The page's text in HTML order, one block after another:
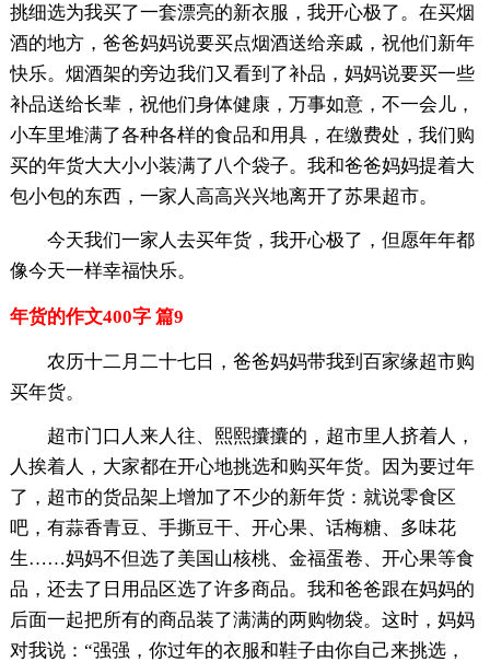
挑细选为我买了一套漂亮的新衣服，我开心极了。在买烟
酒的地方，爸爸妈妈说要买点烟酒送给亲戚，祝他们新年
快乐。烟酒架的旁边我们又看到了补品，妈妈说要买一些
补品送给长辈，祝他们身体健康，万事如意，不一会儿，
小车里堆满了各种各样的食品和用具，在缴费处，我们购
买的年货大大小小装满了八个袋子。我和爸爸妈妈提着大
包小包的东西，一家人高高兴兴地离开了苏果超市。
今天我们一家人去买年货，我开心极了，但愿年年都
像今天一样幸福快乐。
年货的作文400字 篇9
农历十二月二十七日，爸爸妈妈带我到百家缘超市购
买年货。
超市门口人来人往、熙熙攮攮的，超市里人挤着人，
人挨着人，大家都在开心地挑选和购买年货。因为要过年
了，超市的货品架上增加了不少的新年货：就说零食区
吧，有蒜香青豆、手撕豆干、开心果、话梅糖、多味花
生……妈妈不但选了美国山核桃、金福蛋卷、开心果等食
品，还去了日用品区选了许多商品。我和爸爸跟在妈妈的
后面一起把所有的商品装了满满的两购物袋。这时，妈妈
对我说：“强强，你过年的衣服和鞋子由你自己来挑选，